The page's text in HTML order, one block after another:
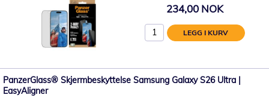
234,00 NOK
LEGG I KURV
PanzerGlass® Skjermbeskyttelse Samsung Galaxy S26 Ultra |
EasyAligner